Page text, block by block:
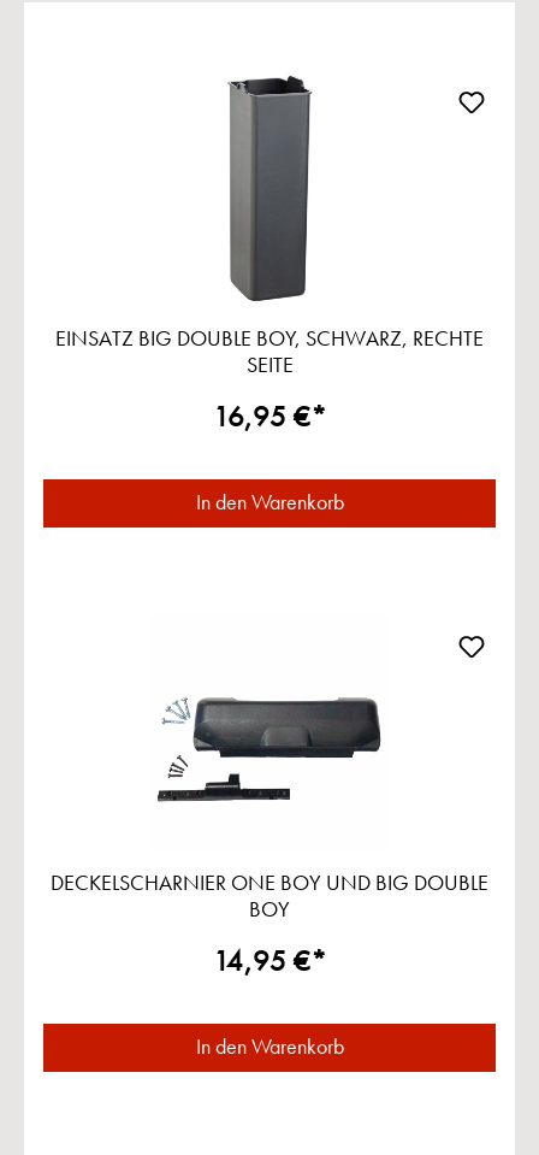
EINSATZ BIG DOUBLE BOY, SCHWARZ, RECHTE
SEITE
16,95 €*
In den Warenkorb
DECKELSCHARNIER ONE BOY UND BIG DOUBLE
BOY
14,95 €*
In den Warenkorb